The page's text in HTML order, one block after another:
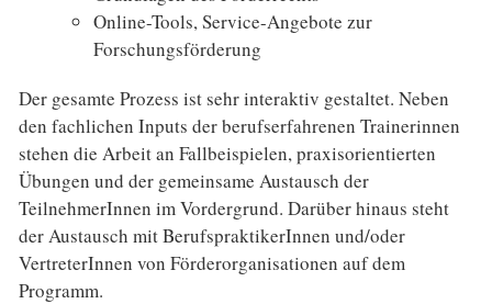
Online-Tools, Service-Angebote zur
Forschungsförderung
Der gesamte Prozess ist sehr interaktiv gestaltet. Neben
den fachlichen Inputs der berufserfahrenen Trainerinnen
stehen die Arbeit an Fallbeispielen, praxisorientierten
Übungen und der gemeinsame Austausch der
TeilnehmerInnen im Vordergrund. Darüber hinaus steht
der Austausch mit BerufspraktikerInnen und/oder
VertreterInnen von Förderorganisationen auf dem
Programm.